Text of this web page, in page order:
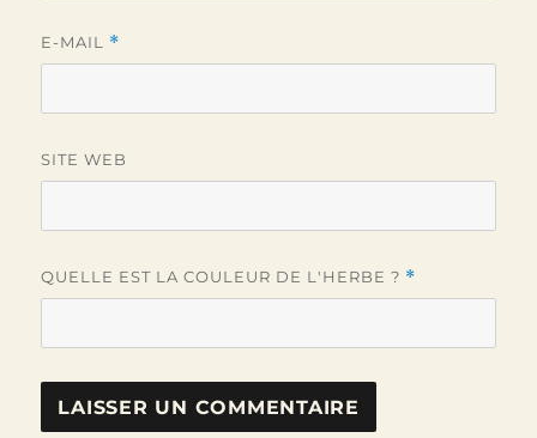
E-MAIL *
SITE WEB
QUELLE EST LA COULEUR DE L'HERBE ? *